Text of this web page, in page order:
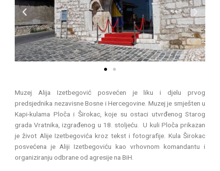
P
r
e
v
i
s
N
e
x
t
Muzej Alija Izetbegović posvećen je liku i djelu prvog
predsjednika nezavisne Bosne i Hercegovine. Muzej je smješten u
Kapi-kulama Ploča i Širokac, koje su ostaci utvrđenog Starog
grada Vratnika, izgrađenog u 18. stoljeću. U kuli Ploča prikazan
je život Alije Izetbegovića kroz tekst i fotografije. Kula Širokac
posvećena je Aliji Izetbegoviću kao vrhovnom komandantu i
organiziranju odbrane od agresije na BiH.